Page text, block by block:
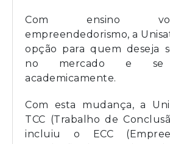
Com ensino
empreendedorismo, a
opção para quem deseja
no mercado e se
academicamente.
Com esta mudança, a
TCC (Trabalho de
incluiu o ECC